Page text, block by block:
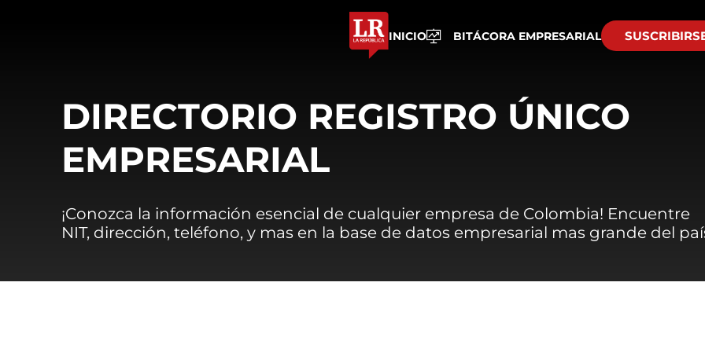
INICIO BITÁCORA EMPRESARIAL
DIRECTORIO REGISTRO ÚNICO
EMPRESARIAL
¡Conozca la información esencial de cualquier empresa de Colombia! Encuentre
NIT, dirección, teléfono, y mas en la base de datos empresarial mas grande del